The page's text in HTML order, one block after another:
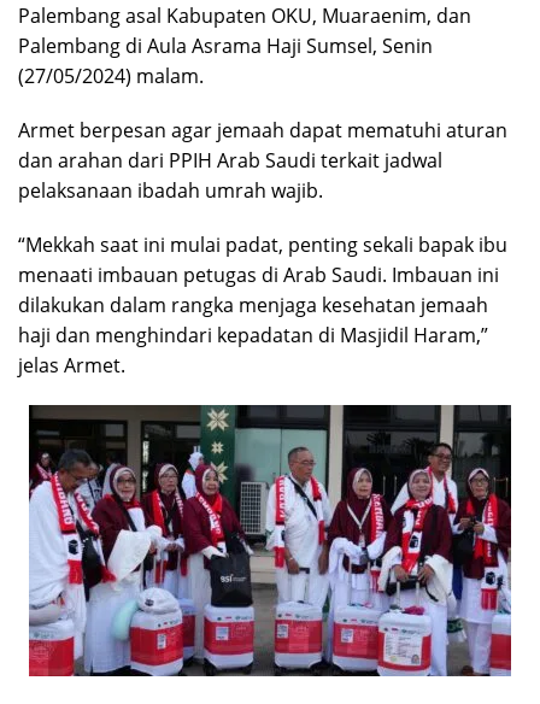
Palembang asal Kabupaten OKU, Muaraenim, dan
Palembang di Aula Asrama Haji Sumsel, Senin
(27/05/2024) malam.
Armet berpesan agar jemaah dapat mematuhi aturan
dan arahan dari PPIH Arab Saudi terkait jadwal
pelaksanaan ibadah umrah wajib.
“Mekkah saat ini mulai padat, penting sekali bapak ibu
menaati imbauan petugas di Arab Saudi. Imbauan ini
dilakukan dalam rangka menjaga kesehatan jemaah
haji dan menghindari kepadatan di Masjidil Haram,”
jelas Armet.